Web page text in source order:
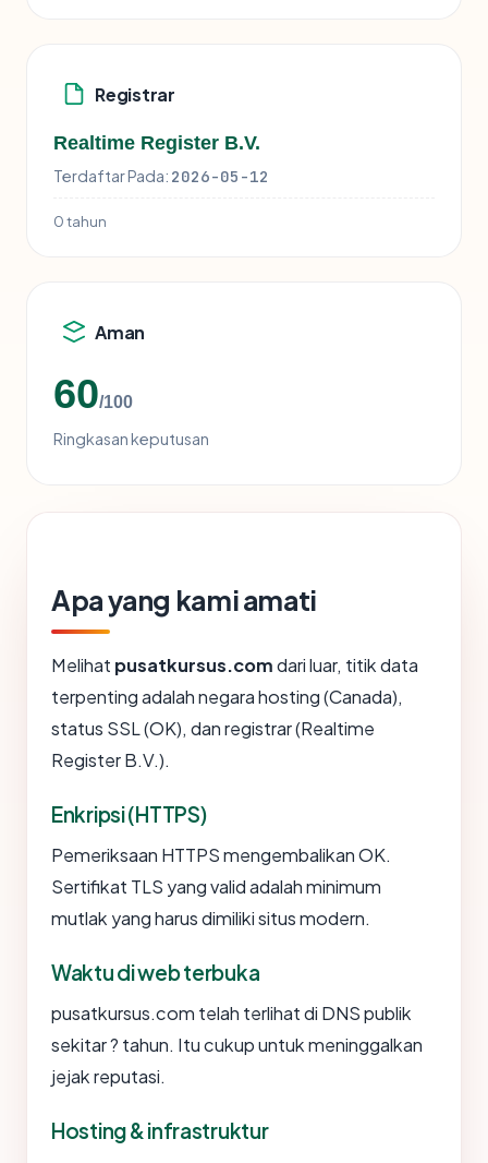
Registrar
Realtime Register B.V.
Terdaftar Pada: 2026-05-12
0 tahun
Aman
60/100
Ringkasan keputusan
Apa yang kami amati
Melihat pusatkursus.comdari luar, titik data
terpenting adalah negara hosting (Canada),
status SSL (OK), dan registrar (Realtime
Register B.V.).
Enkripsi (HTTPS)
Pemeriksaan HTTPS mengembalikan OK.
Sertifikat TLS yang valid adalah minimum
mutlak yang harus dimiliki situs modern.
Waktu di web terbuka
pusatkursus.com telah terlihat di DNS publik
sekitar ? tahun. Itu cukup untuk meninggalkan
jejak reputasi.
Hosting & infrastruktur